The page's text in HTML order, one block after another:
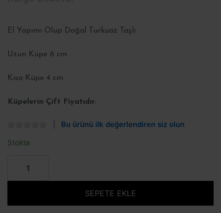
El Yapımı Olup Doğal Turkuaz Taşlı.
Uzun Küpe 6 cm
Kısa Küpe 4 cm
Küpelerin Çift Fiyatıdır.
Bu ürünü ilk değerlendiren siz olun
Stokta
SEPETE EKLE